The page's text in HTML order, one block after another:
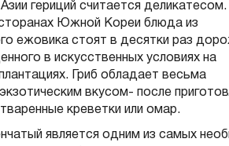
гериций считается
Южной Кореи блюда из
ежовика стоят в десятки раз
в искусственных условиях на
Гриб обладает весьма
вкусом- после
креветки или омар.
является одним из самых